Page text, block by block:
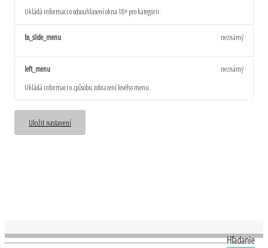
Ukládá informaci o odsouhlasení okna 18+ pro kategorii.
bs_slide_menu neznámý
left_menu
Ukládá informaci o způsobu zobrazení levého menu.
neznámý
Uložit nastavení
Hľadanie